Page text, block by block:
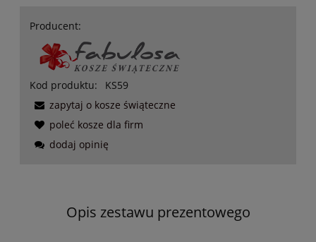
Producent:
Kod produktu:
KS59
zapytaj o kosze świąteczne
poleć kosze dla firm
dodaj opinię
Opis zestawu prezentowego